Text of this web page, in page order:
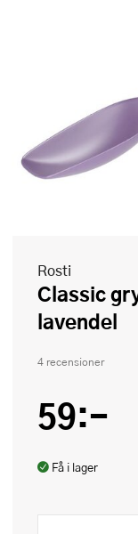
Rosti
Classic grytsked 25 cm
lavendel
4 recensioner
59:-
Få i lager